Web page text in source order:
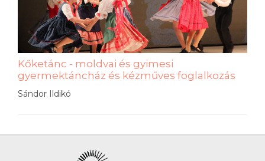
Kőketánc - moldvai és gyimesi
gyermektáncház és kézműves foglalkozás
Sándor Ildikó